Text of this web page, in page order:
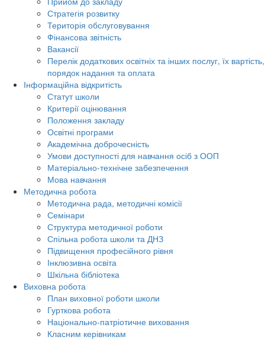
Стратегія розвитку
Територія обслуговування
Фінансова звітність
Вакансії
Перелік додаткових освітніх та інших послуг, їх вартість,
порядок надання та оплата
Інформаційна відкритість
Статут школи
Критерії оцінювання
Положення закладу
Освітні програми
Академічна доброчесність
Умови доступності для навчання осіб з ООП
Матеріально-технічне забезпечення
Мова навчання
Методична робота
Методична рада, методичні комісії
Семінари
Структура методичної роботи
Спільна робота школи та ДНЗ
Підвищення професійного рівня
Інклюзивна освіта
Шкільна бібліотека
Виховна робота
План виховної роботи школи
Гурткова робота
Національно-патріотичне виховання
Класним керівникам